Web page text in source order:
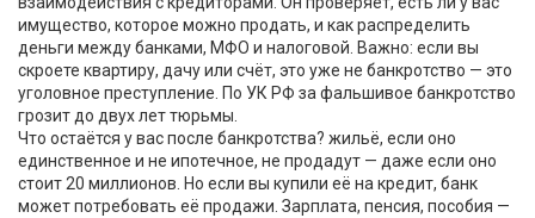
имущество, которое можно продать, и как распределить
деньги между банками, МФО и налоговой. Важно: если вы
скроете квартиру, дачу или счёт, это уже не банкротство — это
уголовное преступление. По УК РФ за фальшивое банкротство
грозит до двух лет тюрьмы.
Что остаётся у вас после банкротства? жильё, если оно
единственное и не ипотечное, не продадут — даже если оно
стоит 20 миллионов . Но если вы купили её на кредит, банк
может потребовать её продажи. Зарплата, пенсия, пособия —